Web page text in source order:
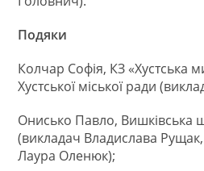
Подяки
Колчар Софія, КЗ «Хустська
Хустської міської ради
Онисько Павло, Вишківська
(викладач Владислава
Лаура Оленюк);